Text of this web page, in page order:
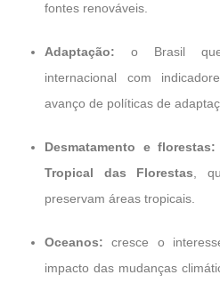
fontes renováveis.
Adaptação: o Brasil
internacional com
avanço de políticas de
Desmatamento e florestas:
Tropical das Florestas,
preservam áreas tropicais.
Oceanos: cresce o
impacto das mudanças